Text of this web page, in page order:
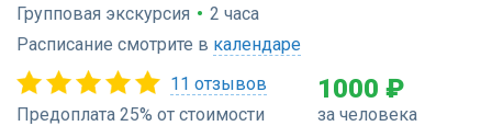
Групповая экскурсия • 2 часа
Расписание смотрите в календаре
11 отзывов
Предоплата 25% от стоимости
1000 ₽
за человека